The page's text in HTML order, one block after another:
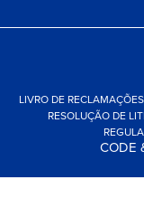
LIVRO DE RECLAMAÇÕES
RESOLUÇÃO DE
CODE